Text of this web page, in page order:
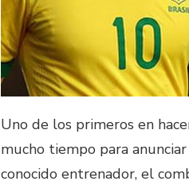
Uno de los primeros en
mucho tiempo para
conocido entrenador, el